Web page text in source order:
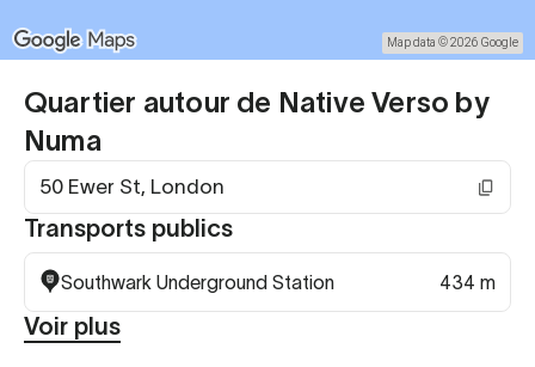
Quartier autour de Native Verso by
Numa
50 Ewer St, London
Transports publics
Southwark Underground Station 434 m
Voir plus
Map data © 2026 Google